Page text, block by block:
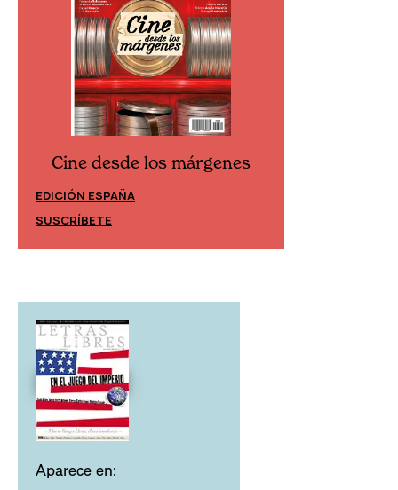
Cine desde los márgenes
EDICIÓN ESPAÑA
SUSCRÍBETE
Aparece en: